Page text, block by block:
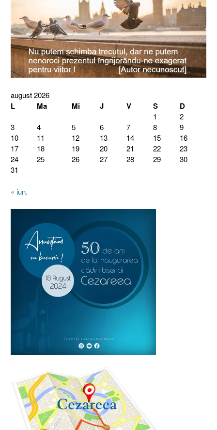
august 2026
L Ma Mi J V S D
1
2
3
4 5 6 7 8
9
10
11 12 13 14 15
16
17
18 19 20 21 22
23
24
25 26 27 28 29
30
31
« iun.